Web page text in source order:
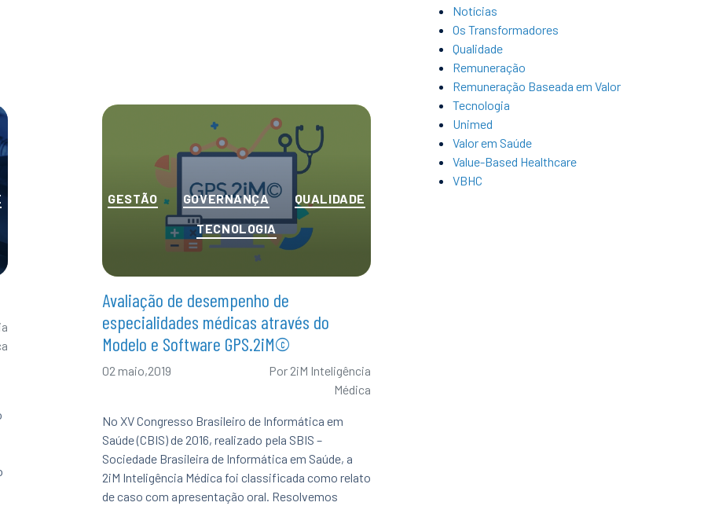
Categorias
GESTÃO GOVERNANÇA QUALIDADE
TECNOLOGIA
Avaliação de desempenho de
especialidades médicas através do
Modelo e Software GPS.2iM©
02 maio,2019 Por 2iM Inteligência
Médica
No XV Congresso Brasileiro de Informática em
Saúde (CBIS) de 2016, realizado pela SBIS –
Sociedade Brasileira de Informática em Saúde, a
2iM Inteligência Médica foi classificada como relato
de caso com apresentação oral. Resolvemos
Notícias
Os Transformadores
Qualidade
Remuneração
Remuneração Baseada em Valor
Tecnologia
Unimed
Valor em Saúde
Value-Based Healthcare
VBHC